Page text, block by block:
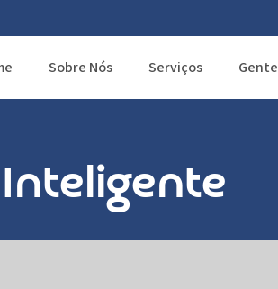
Sobre Nós Serviços Gente